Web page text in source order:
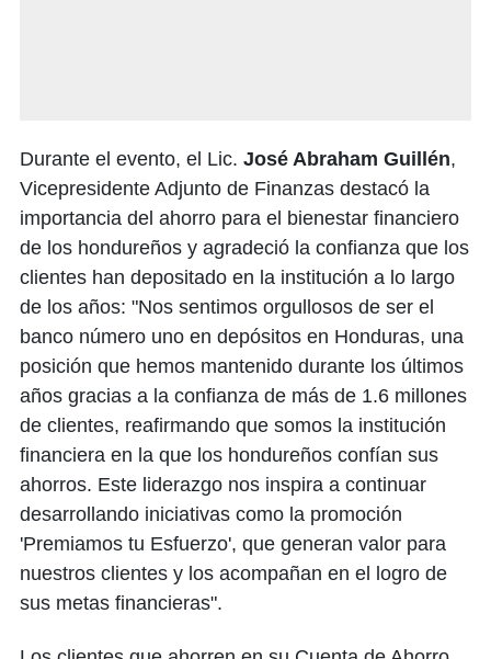
Durante el evento, el Lic. José Abraham Guillén,
Vicepresidente Adjunto de Finanzas destacó la
importancia del ahorro para el bienestar financiero
de los hondureños y agradeció la confianza que los
clientes han depositado en la institución a lo largo
de los años: "Nos sentimos orgullosos de ser el
banco número uno en depósitos en Honduras, una
posición que hemos mantenido durante los últimos
años gracias a la confianza de más de 1.6 millones
de clientes, reafirmando que somos la institución
financiera en la que los hondureños confían sus
ahorros. Este liderazgo nos inspira a continuar
desarrollando iniciativas como la promoción
'Premiamos tu Esfuerzo', que generan valor para
nuestros clientes y los acompañan en el logro de
sus metas financieras".